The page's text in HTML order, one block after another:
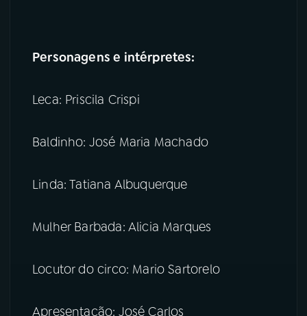
Personagens e intérpretes:
Leca: Priscila Crispi
Baldinho: José Maria Machado
Linda: Tatiana Albuquerque
Mulher Barbada: Alicia Marques
Locutor do circo: Mario Sartorelo
Apresentação: José Carlos